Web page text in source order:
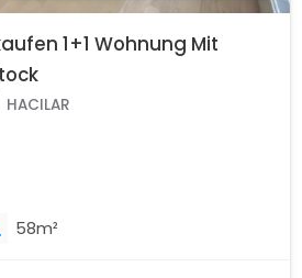
1+1 Wohnung Mit
HACILAR
58m²